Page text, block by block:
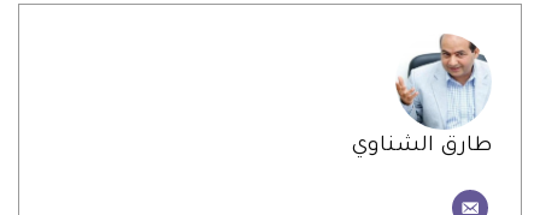
طارق الشناوي